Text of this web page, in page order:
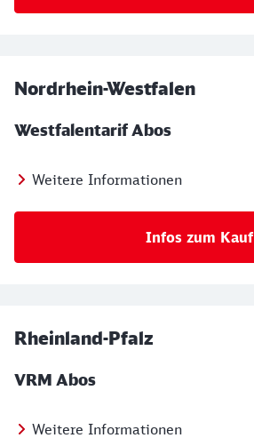
Nordrhein-Westfalen
Westfalentarif Abos
Weitere Informationen
Infos zum Kauf
Rheinland-Pfalz
VRM Abos
Weitere Informationen